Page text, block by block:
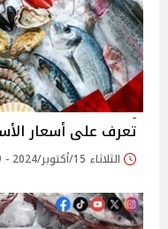
تعرف على أسعار
الثلاثاء 15/أكتوبر/2024 - 10:29 ص